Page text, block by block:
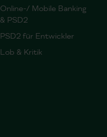
Online-/ Mobile Banking
& PSD2
PSD2 für Entwickler
Lob & Kritik